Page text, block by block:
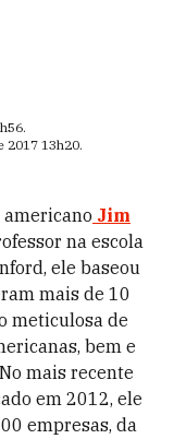
.
2017 13h20.
americano Jim
na escola
ele baseou
mais de 10
meticulosa de
bem e
mais recente
em 2012, ele
empresas, da